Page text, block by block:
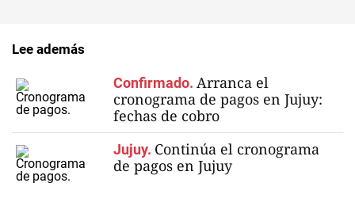
Lee además
Confirmado. Arranca el
cronograma de pagos en Jujuy:
fechas de cobro
Jujuy. Continúa el cronograma
de pagos en Jujuy